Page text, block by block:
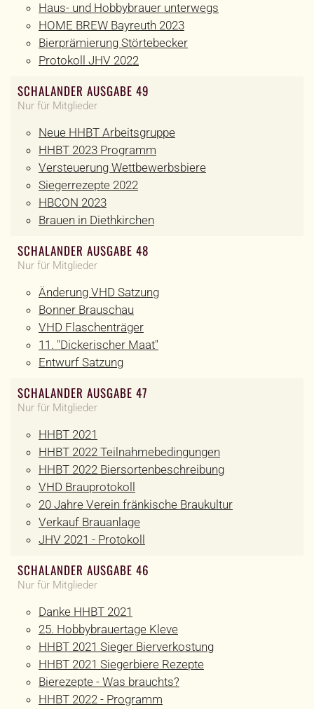
Haus- und Hobbybrauer unterwegs
HOME BREW Bayreuth 2023
Bierprämierung Störtebecker
Protokoll JHV 2022
SCHALANDER AUSGABE 49
Nur für Mitglieder
Neue HHBT Arbeitsgruppe
HHBT 2023 Programm
Versteuerung Wettbewerbsbiere
Siegerrezepte 2022
HBCON 2023
Brauen in Diethkirchen
SCHALANDER AUSGABE 48
Nur für Mitglieder
Änderung VHD Satzung
Bonner Brauschau
VHD Flaschenträger
11. "Dickerischer Maat"
Entwurf Satzung
SCHALANDER AUSGABE 47
Nur für Mitglieder
HHBT 2021
HHBT 2022 Teilnahmebedingungen
HHBT 2022 Biersortenbeschreibung
VHD Brauprotokoll
20 Jahre Verein fränkische Braukultur
Verkauf Brauanlage
JHV 2021 - Protokoll
SCHALANDER AUSGABE 46
Nur für Mitglieder
Danke HHBT 2021
25. Hobbybrauertage Kleve
HHBT 2021 Sieger Bierverkostung
HHBT 2021 Siegerbiere Rezepte
Bierezepte - Was brauchts?
HHBT 2022 - Programm